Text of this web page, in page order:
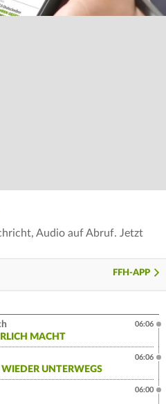
Audio auf Abruf. Jetzt
FFH-APP
MACHT
06:06
UNTERWEGS
06:06
06:00